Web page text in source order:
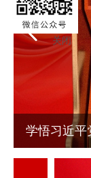
纪法百科丨
关闭